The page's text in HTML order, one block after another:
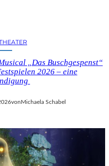
„Das Buschgespenst“
2026 – eine
vonMichaela Schabel